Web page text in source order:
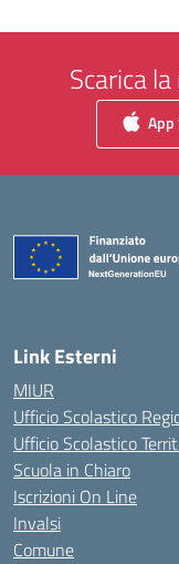
Scarica
App
Link Esterni
MIUR
Ufficio Scolastico
Ufficio Scolastico
Scuola in Chiaro
Iscrizioni On Line
Invalsi
Comune